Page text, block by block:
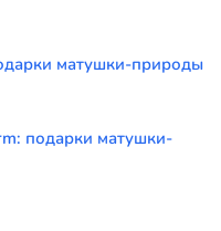
матушки-природы
подарки матушки-